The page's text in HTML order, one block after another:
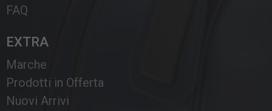
FAQ
EXTRA
Marche
Prodotti in Offerta
Nuovi Arrivi